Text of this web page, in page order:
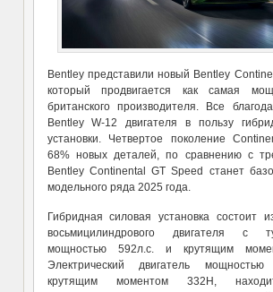
Bentley представили новый Bentley
который продвигается как самая
британского производителя. Все
Bentley W-12 двигателя в пользу
установки. Четвертое поколение
68% новых деталей, по сравнению с
Bentley Continental GT Speed станет
модельного ряда 2025 года.
Гибридная силовая установка состоит
восьмицилиндрового двигателя с
мощностью 592л.с. и крутящим
Электрический двигатель
крутящим моментом 332Н,